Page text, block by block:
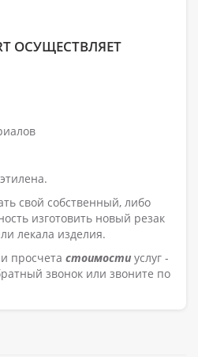
ОСУЩЕСТВЛЯЕТ
свой собственный, либо
изготовить новый резак
лекала изделия.
просчета стоимости услуг -
звонок или звоните по